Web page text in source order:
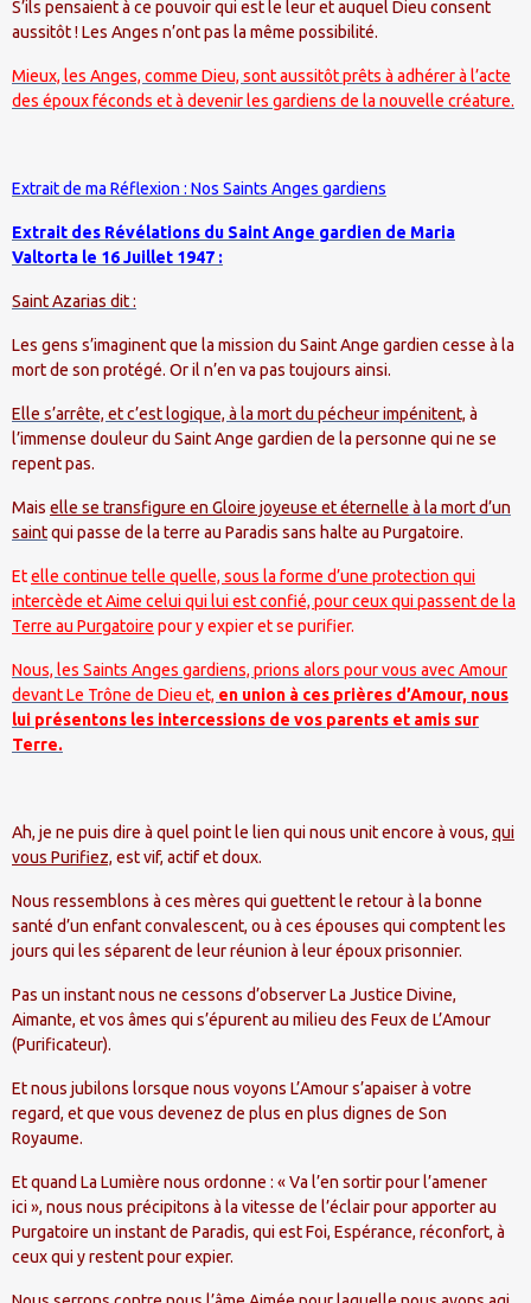
S’ils pensaient à ce pouvoir qui est le leur et auquel Dieu consent
aussitôt ! Les Anges n’ont pas la même possibilité.
Mieux, les Anges, comme Dieu, sont aussitôt prêts à adhérer à l’acte
des époux féconds et à devenir les gardiens de la nouvelle créature.
Extrait de ma Réflexion : Nos Saints Anges gardiens
Extrait des Révélations du Saint Ange gardien de Maria
Valtorta le 16 Juillet 1947 :
Saint Azarias dit :
Les gens s’imaginent que la mission du Saint Ange gardien cesse à la
mort de son protégé. Or il n’en va pas toujours ainsi.
Elle s’arrête, et c’est logique, à la mort du pécheur impénitent, à
l’immense douleur du Saint Ange gardien de la personne qui ne se
repent pas.
Mais elle se transfigure en Gloire joyeuse et éternelle à la mort d’un
saintqui passe de la terre au Paradis sans halte au Purgatoire.
Etelle continue telle quelle, sous la forme d’une protection qui
intercède et Aime celui qui lui est confié, pour ceux qui passent de la
Terre au Purgatoire pour y expier et se purifier.
Nous, les Saints Anges gardiens, prions alors pour vous avec Amour
devant Le Trône de Dieu et, en union à ces prières d’Amour, nous
lui présentons les intercessions de vos parents et amis sur
Terre.
Ah, je ne puis dire à quel point le lien qui nous unit encore à vous, qui
vous Purifiez, est vif, actif et doux.
Nous ressemblons à ces mères qui guettent le retour à la bonne
santé d’un enfant convalescent, ou à ces épouses qui comptent les
jours qui les séparent de leur réunion à leur époux prisonnier.
Pas un instant nous ne cessons d’observer La Justice Divine,
Aimante, et vos âmes qui s’épurent au milieu des Feux de L’Amour
(Purificateur).
Et nous jubilons lorsque nous voyons L’Amour s’apaiser à votre
regard, et que vous devenez de plus en plus dignes de Son
Royaume.
Et quand La Lumière nous ordonne : « Va l’en sortir pour l’amener
ici », nous nous précipitons à la vitesse de l’éclair pour apporter au
Purgatoire un instant de Paradis, qui est Foi, Espérance, réconfort, à
ceux qui y restent pour expier.